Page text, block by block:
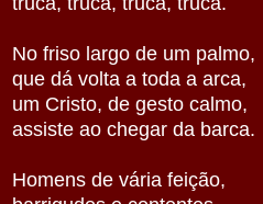
No friso largo de um palmo,
que dá volta a toda a arca,
um Cristo, de gesto calmo,
assiste ao chegar da barca.
Homens de vária feição,